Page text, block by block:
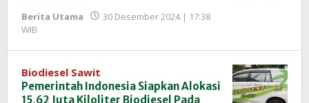
Berita Utama
30 Desember 2024 | 17:38
WIB
InfoSAWIT
Biodiesel Sawit
Pemerintah Indonesia Siapkan Alokasi
15,62 Juta Kiloliter Biodiesel Pada